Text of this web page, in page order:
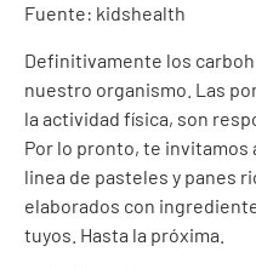
Fuente: kidshealth
Definitivamente los
nuestro organismo. Las
la actividad física, son
Por lo pronto, te invitamos
linea de pasteles y panes
elaborados con
tuyos. Hasta la próxima.